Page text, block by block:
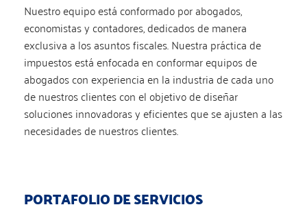
Nuestro equipo está conformado por abogados,
economistas y contadores, dedicados de manera
exclusiva a los asuntos fiscales. Nuestra práctica de
impuestos está enfocada en conformar equipos de
abogados con experiencia en la industria de cada uno
de nuestros clientes con el objetivo de diseñar
soluciones innovadoras y eficientes que se ajusten a las
necesidades de nuestros clientes.
PORTAFOLIO DE SERVICIOS